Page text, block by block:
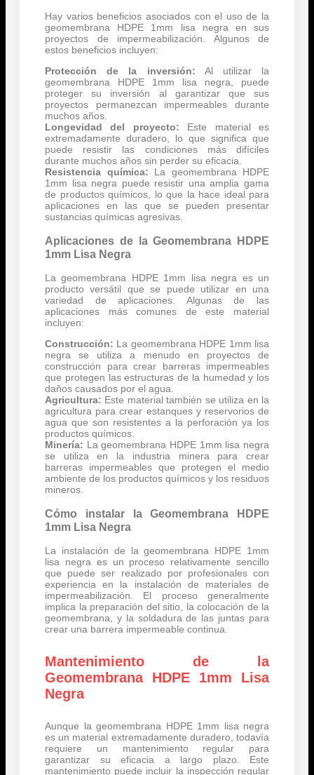
Hay varios beneficios asociados con el uso de la
geomembrana HDPE 1mm lisa negra en sus
proyectos de impermeabilización. Algunos de
estos beneficios incluyen:
Protección de la inversión: Al utilizar la
geomembrana HDPE 1mm lisa negra, puede
proteger su inversión al garantizar que sus
proyectos permanezcan impermeables durante
muchos años.
Longevidad del proyecto: Este material es
extremadamente duradero, lo que significa que
puede resistir las condiciones más difíciles
durante muchos años sin perder su eficacia.
Resistencia química: La geomembrana HDPE
1mm lisa negra puede resistir una amplia gama
de productos químicos, lo que la hace ideal para
aplicaciones en las que se pueden presentar
sustancias químicas agresivas.
Aplicaciones de la Geomembrana HDPE
1mm Lisa Negra
La geomembrana HDPE 1mm lisa negra es un
producto versátil que se puede utilizar en una
variedad de aplicaciones. Algunas de las
aplicaciones más comunes de este material
incluyen:
Construcción: La geomembrana HDPE 1mm lisa
negra se utiliza a menudo en proyectos de
construcción para crear barreras impermeables
que protegen las estructuras de la humedad y los
daños causados ​​por el agua.
Agricultura: Este material también se utiliza en la
agricultura para crear estanques y reservorios de
agua que son resistentes a la perforación ya los
productos químicos.
Minería: La geomembrana HDPE 1mm lisa negra
se utiliza en la industria minera para crear
barreras impermeables que protegen el medio
ambiente de los productos químicos y los residuos
mineros.
Cómo instalar la Geomembrana HDPE
1mm Lisa Negra
La instalación de la geomembrana HDPE 1mm
lisa negra es un proceso relativamente sencillo
que puede ser realizado por profesionales con
experiencia en la instalación de materiales de
impermeabilización. El proceso generalmente
implica la preparación del sitio, la colocación de la
geomembrana, y la soldadura de las juntas para
crear una barrera impermeable continua.
Mantenimiento de la
Geomembrana HDPE 1mm Lisa
Negra
Aunque la geomembrana HDPE 1mm lisa negra
es un material extremadamente duradero, todavía
requiere un mantenimiento regular para
garantizar su eficacia a largo plazo. Este
mantenimiento puede incluir la inspección regular